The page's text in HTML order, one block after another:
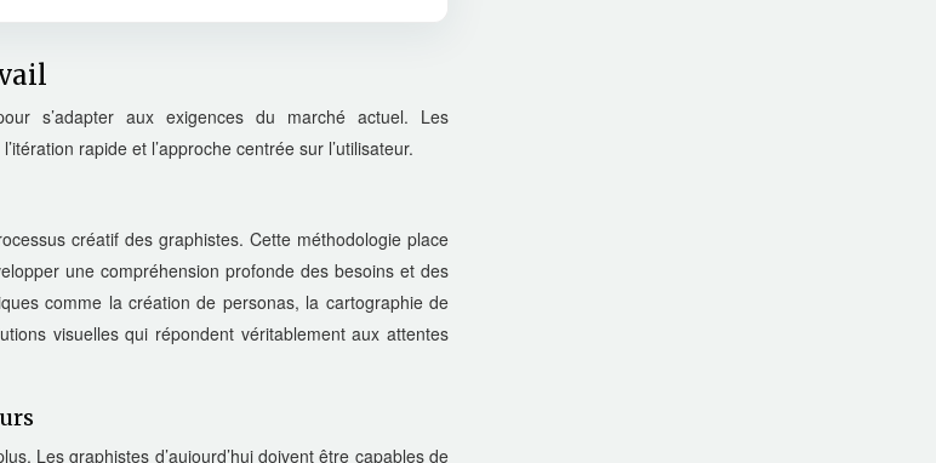
s’adapter aux exigences du marché actuel. Les
rapide et l’approche centrée sur l’utilisateur.
créatif des graphistes. Cette méthodologie place
une compréhension profonde des besoins et des
comme la création de personas, la cartographie de
visuelles qui répondent véritablement aux attentes
Les graphistes d’aujourd’hui doivent être capables de